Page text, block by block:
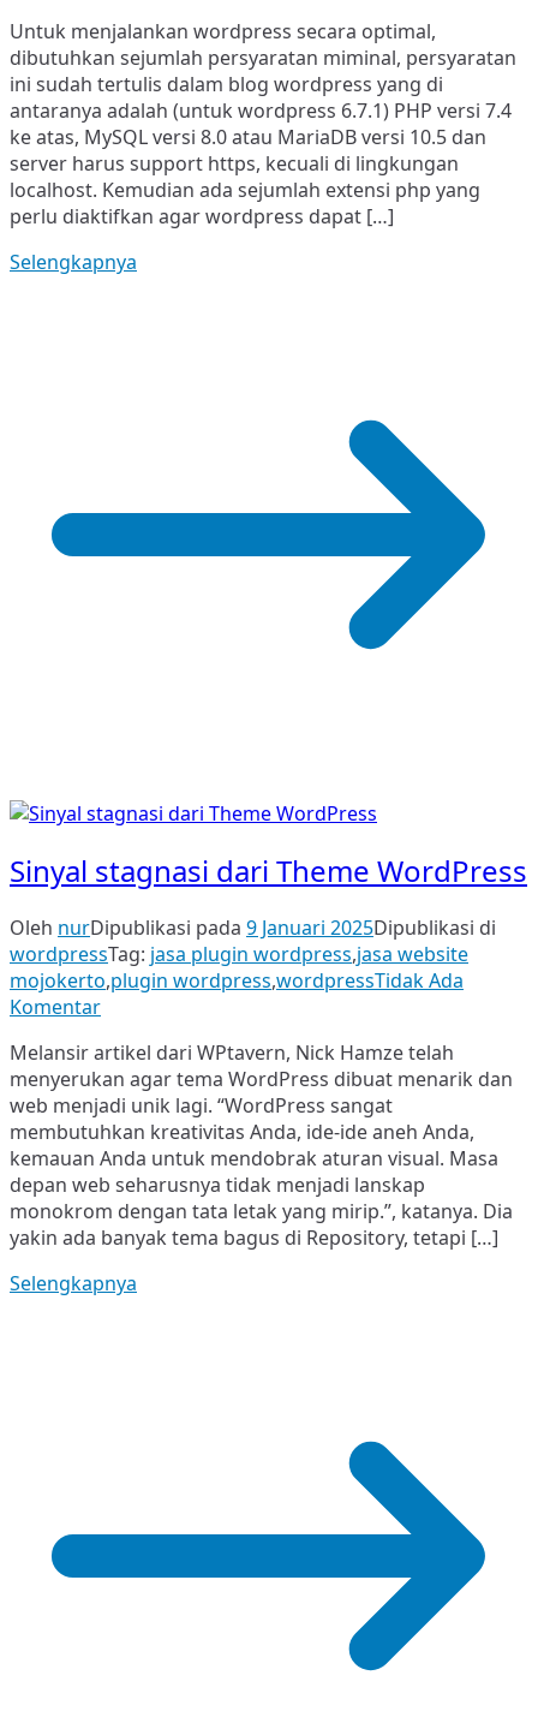
Merekomendasikan
3
hosting
ini
untuk
Membangun
Situs
Untuk menjalankan wordpress secara optimal,
dibutuhkan sejumlah persyaratan miminal, persyaratan
ini sudah tertulis dalam blog wordpress yang di
antaranya adalah (untuk wordpress 6.7.1) PHP versi 7.4
ke atas, MySQL versi 8.0 atau MariaDB versi 10.5 dan
server harus support https, kecuali di lingkungan
localhost. Kemudian ada sejumlah extensi php yang
perlu diaktifkan agar wordpress dapat […]
Selengkapnya
Sinyal stagnasi dari Theme WordPress
Oleh nurDipublikasi pada 9 Januari 2025Dipublikasi di
wordpressTag: jasa plugin wordpress,jasa website
mojokerto,plugin wordpress,wordpressTidak Ada
Komentarpada
stagnasi
dari
Theme
WordPress
Melansir artikel dari WPtavern, Nick Hamze telah
menyerukan agar tema WordPress dibuat menarik dan
web menjadi unik lagi. “WordPress sangat
membutuhkan kreativitas Anda, ide-ide aneh Anda,
kemauan Anda untuk mendobrak aturan visual. Masa
depan web seharusnya tidak menjadi lanskap
monokrom dengan tata letak yang mirip.”, katanya. Dia
yakin ada banyak tema bagus di Repository, tetapi […]
Selengkapnya